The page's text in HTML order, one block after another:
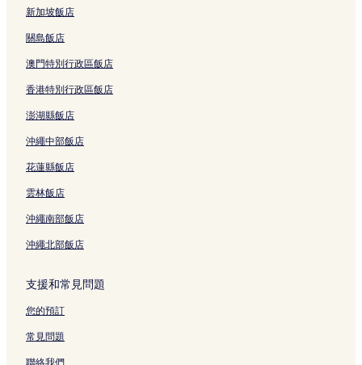
新加坡飯店
關島飯店
澳門特別行政區飯店
香港特別行政區飯店
澎湖縣飯店
沖繩中部飯店
花蓮縣飯店
雲林飯店
沖繩南部飯店
沖繩北部飯店
支援和常見問題
您的預訂
常見問題
聯絡我們